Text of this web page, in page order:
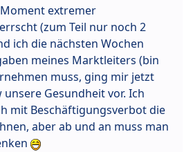
extremer
(zum Teil nur noch 2
ich die nächsten Wochen
meines Marktleiters (bin
muss, ging mir jetzt
Gesundheit vor. Ich
mit Beschäftigungsverbot die
aber ab und an muss man